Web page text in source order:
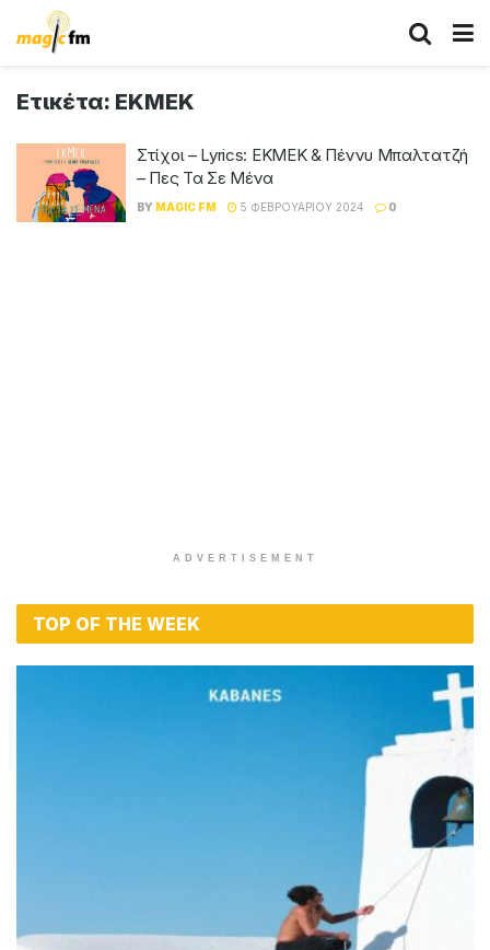
Ετικέτα: ΕΚΜΕΚ
Στίχοι – Lyrics: ΕΚΜΕΚ & Πέννυ Μπαλτατζή
– Πες Τα Σε Μένα
BY MAGIC FM 5 ΦΕΒΡΟΥΑΡΊΟΥ 2024 0
ADVERTISEMENT
TOP OF THE WEEK